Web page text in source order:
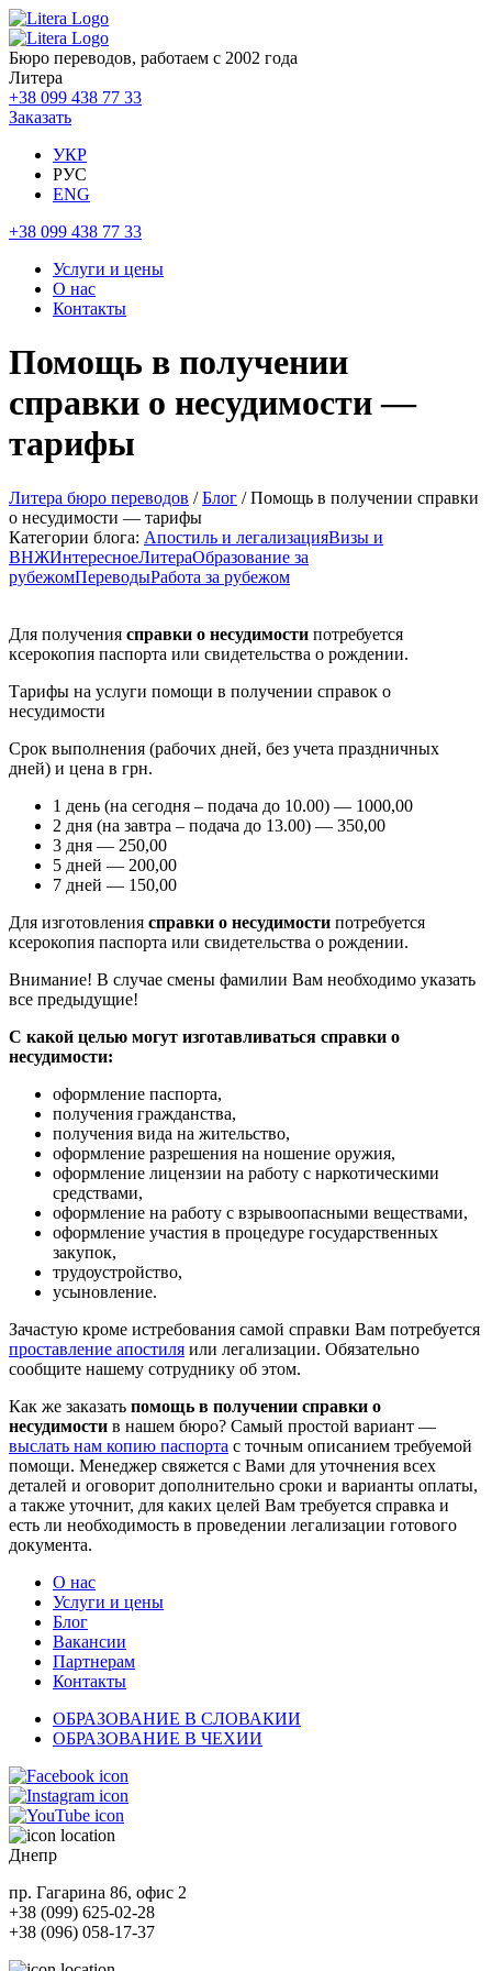
Бюро переводов, работаем с 2002 года
Литера
+38 099 438 77 33
Заказать
УКР
РУС
ENG
+38 099 438 77 33
Услуги и цены
О нас
Контакты
Помощь в получении
справки о несудимости —
тарифы
Литера бюро переводов /Блог / Помощь в получении справки
о несудимости — тарифы
Категории блога: Апостиль и легализацияВизы и
ВНЖИнтересноеЛитераОбразование за
рубежомПереводыРабота за рубежом
Для получения справки о несудимости потребуется
ксерокопия паспорта или свидетельства о рождении.
Тарифы на услуги помощи в получении справок о
несудимости
Срок выполнения (рабочих дней, без учета праздничных
дней) и цена в грн.
1 день (на сегодня – подача до 10.00) — 1000,00
2 дня (на завтра – подача до 13.00) — 350,00
3 дня — 250,00
5 дней — 200,00
7 дней — 150,00
Для изготовления справки о несудимости потребуется
ксерокопия паспорта или свидетельства о рождении.
Внимание! В случае смены фамилии Вам необходимо указать
все предыдущие!
С какой целью могут изготавливаться справки о
несудимости:
оформление паспорта,
получения гражданства,
получения вида на жительство,
оформление разрешения на ношение оружия,
оформление лицензии на работу с наркотическими
средствами,
оформление на работу с взрывоопасными веществами,
оформление участия в процедуре государственных
закупок,
трудоустройство,
усыновление.
Зачастую кроме истребования самой справки Вам потребуется
проставление апостиля или легализации. Обязательно
сообщите нашему сотруднику об этом.
Как же заказать помощь в получении справки о
несудимости в нашем бюро? Самый простой вариант —
выслать нам копию паспорта с точным описанием требуемой
помощи. Менеджер свяжется с Вами для уточнения всех
деталей и оговорит дополнительно сроки и варианты оплаты,
а также уточнит, для каких целей Вам требуется справка и
есть ли необходимость в проведении легализации готового
документа.
О нас
Услуги и цены
Блог
Вакансии
Партнерам
Контакты
ОБРАЗОВАНИЕ В СЛОВАКИИ
ОБРАЗОВАНИЕ В ЧЕХИИ
Днепр
пр. Гагарина 86, офис 2
+38 (099) 625-02-28
+38 (096) 058-17-37